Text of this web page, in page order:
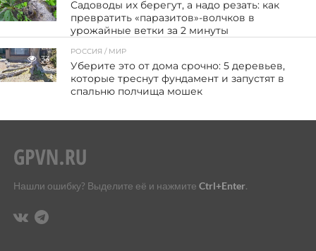
Садоводы их берегут, а надо резать: как
превратить «паразитов»-волчков в
урожайные ветки за 2 минуты
33
РОССИЯ / МИР
Уберите это от дома срочно: 5 деревьев,
которые треснут фундамент и запустят в
спальню полчища мошек
Нашли ошибку? Выделите её и нажмите Ctrl+Enter.